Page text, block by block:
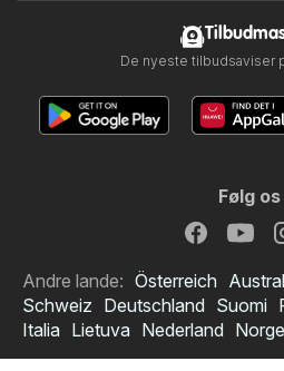
Stark tilbudsavis
De nyeste tilbudsaviser
Følg os
Andre lande: Österreich
Schweiz Deutschland Suomi
Italia Lietuva Nederland Norge